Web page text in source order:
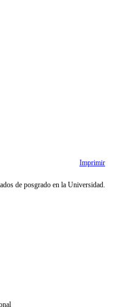
Imprimir
de posgrado en la Universidad.